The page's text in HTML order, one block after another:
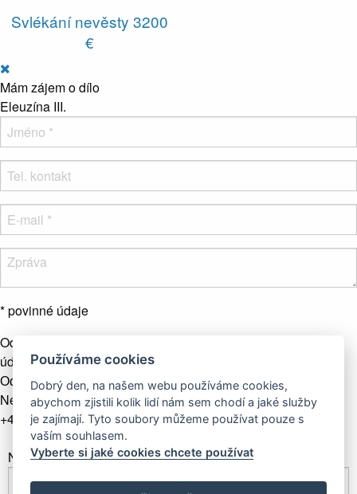
Svlékání nevěsty 3200
€
Mám zájem o dílo
Eleuzína III.
* povinné údaje
Odesláním formuláře souhlasíte se zpracováním osobních
údajů.Více info
Odeslat zprávu
Nebo nás kontaktujte telefonicky
+421 907 281 123
Newsletter
Používáme cookies
Dobrý den, na našem webu používáme cookies,
abychom zjistili kolik lidí nám sem chodí a jaké služby
je zajímají. Tyto soubory můžeme používat pouze s
vaším souhlasem.
Vyberte si jaké cookies chcete používat